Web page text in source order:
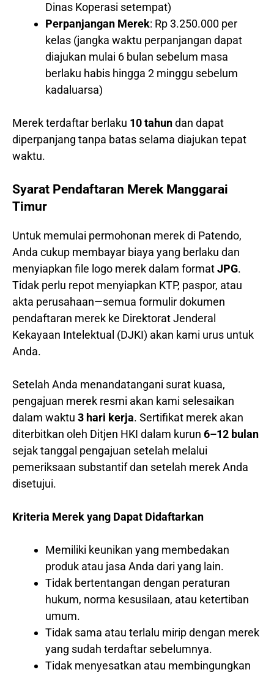
Dinas Koperasi setempat)
Perpanjangan Merek: Rp 3.250.000 per
kelas (jangka waktu perpanjangan dapat
diajukan mulai 6 bulan sebelum masa
berlaku habis hingga 2 minggu sebelum
kadaluarsa)
Merek terdaftar berlaku 10 tahundan dapat
diperpanjang tanpa batas selama diajukan tepat
waktu.
Syarat Pendaftaran Merek Manggarai
Timur
Untuk memulai permohonan merek di Patendo,
Anda cukup membayar biaya yang berlaku dan
menyiapkan file logo merek dalam formatJPG.
Tidak perlu repot menyiapkan KTP, paspor, atau
akta perusahaan—semua formulir dokumen
pendaftaran merek ke Direktorat Jenderal
Kekayaan Intelektual (DJKI) akan kami urus untuk
Anda.
Setelah Anda menandatangani surat kuasa,
pengajuan merek resmi akan kami selesaikan
dalam waktu 3 hari kerja. Sertifikat merek akan
diterbitkan oleh Ditjen HKI dalam kurun 6–12 bulan
sejak tanggal pengajuan setelah melalui
pemeriksaan substantif dan setelah merek Anda
disetujui.
Kriteria Merek yang Dapat Didaftarkan
Memiliki keunikan yang membedakan
produk atau jasa Anda dari yang lain.
Tidak bertentangan dengan peraturan
hukum, norma kesusilaan, atau ketertiban
umum.
Tidak sama atau terlalu mirip dengan merek
yang sudah terdaftar sebelumnya.
Tidak menyesatkan atau membingungkan